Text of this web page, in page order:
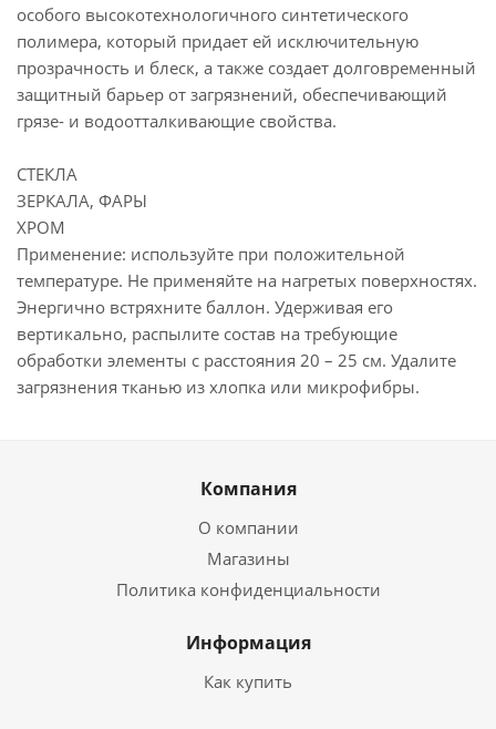
особого высокотехнологичного синтетического
полимера, который придает ей исключительную
прозрачность и блеск, а также создает долговременный
защитный барьер от загрязнений, обеспечивающий
грязе- и водоотталкивающие свойства.
СТЕКЛА
ЗЕРКАЛА, ФАРЫ
ХРОМ
Применение: используйте при положительной
температуре. Не применяйте на нагретых поверхностях.
Энергично встряхните баллон. Удерживая его
вертикально, распылите состав на требующие
обработки элементы с расстояния 20 – 25 см. Удалите
загрязнения тканью из хлопка или микрофибры.
Компания
О компании
Магазины
Политика конфиденциальности
Информация
Как купить